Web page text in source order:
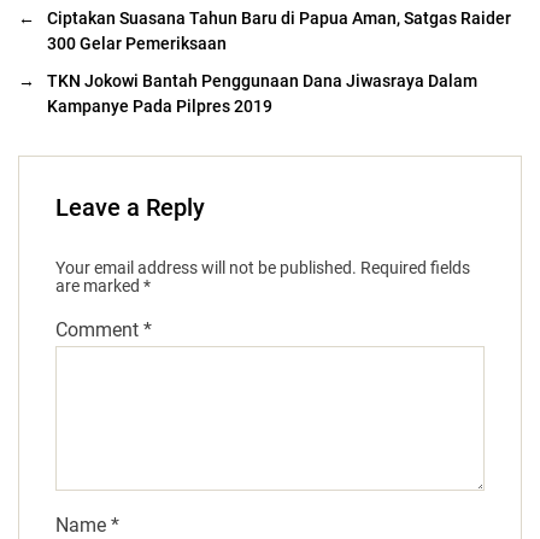
←
Ciptakan Suasana Tahun Baru di Papua Aman, Satgas Raider
300 Gelar Pemeriksaan
→
TKN Jokowi Bantah Penggunaan Dana Jiwasraya Dalam
Kampanye Pada Pilpres 2019
Leave a Reply
Your email address will not be published. Required fields
are marked *
Comment *
Name *